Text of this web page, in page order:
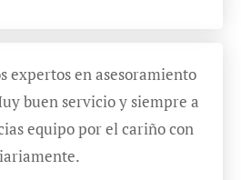
expertos en asesoramiento
buen servicio y siempre a
equipo por el cariño con